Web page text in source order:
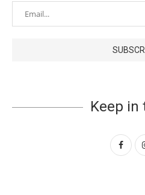
Keep in